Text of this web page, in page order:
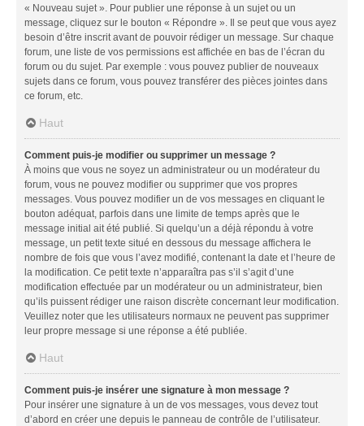
« Nouveau sujet ». Pour publier une réponse à un sujet ou un
message, cliquez sur le bouton « Répondre ». Il se peut que vous ayez
besoin d’être inscrit avant de pouvoir rédiger un message. Sur chaque
forum, une liste de vos permissions est affichée en bas de l’écran du
forum ou du sujet. Par exemple : vous pouvez publier de nouveaux
sujets dans ce forum, vous pouvez transférer des pièces jointes dans
ce forum, etc.
Haut
Comment puis-je modifier ou supprimer un message ?
À moins que vous ne soyez un administrateur ou un modérateur du
forum, vous ne pouvez modifier ou supprimer que vos propres
messages. Vous pouvez modifier un de vos messages en cliquant le
bouton adéquat, parfois dans une limite de temps après que le
message initial ait été publié. Si quelqu’un a déjà répondu à votre
message, un petit texte situé en dessous du message affichera le
nombre de fois que vous l’avez modifié, contenant la date et l’heure de
la modification. Ce petit texte n’apparaîtra pas s’il s’agit d’une
modification effectuée par un modérateur ou un administrateur, bien
qu’ils puissent rédiger une raison discrète concernant leur modification.
Veuillez noter que les utilisateurs normaux ne peuvent pas supprimer
leur propre message si une réponse a été publiée.
Haut
Comment puis-je insérer une signature à mon message ?
Pour insérer une signature à un de vos messages, vous devez tout
d’abord en créer une depuis le panneau de contrôle de l’utilisateur.